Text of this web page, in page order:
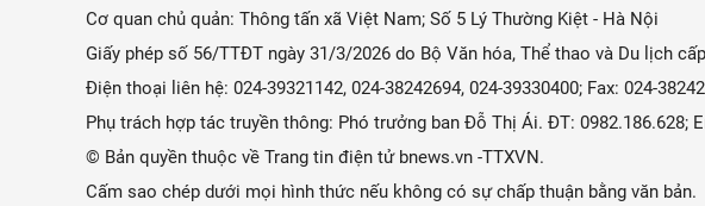
Cơ quan chủ quản: Thông tấn xã Việt Nam; Số 5 Lý Thường Kiệt - Hà Nội
Giấy phép số 56/TTĐT ngày 31/3/2026 do Bộ Văn hóa, Thể thao và Du lịch
Điện thoại liên hệ: 024-39321142, 024-38242694, 024-39330400; Fax: 024-
Phụ trách hợp tác truyền thông: Phó trưởng ban Đỗ Thị Ái. ĐT: 0982.186.628;
© Bản quyền thuộc về Trang tin điện tử bnews.vn -TTXVN.
Cấm sao chép dưới mọi hình thức nếu không có sự chấp thuận bằng văn bản.